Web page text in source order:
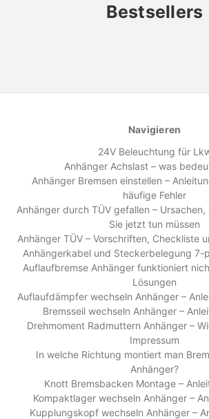
Bestsellers
Navigieren
24V Beleuchtung für
Anhänger Achslast – was
Anhänger Bremsen einstellen –
häufige Fehler
Anhänger durch TÜV gefallen –
Sie jetzt tun müssen
Anhänger TÜV – Vorschriften, Checkliste
Anhängerkabel und Steckerbelegung 7-
Auflaufbremse Anhänger funktioniert
Lösungen
Auflaufdämpfer wechseln Anhänger –
Bremsseil wechseln Anhänger –
Drehmoment Radmuttern Anhänger –
Impressum
In welche Richtung montiert man
Anhänger?
Knott Bremsbacken Montage –
Kompaktlager wechseln Anhänger –
Kupplungskopf wechseln Anhänger –